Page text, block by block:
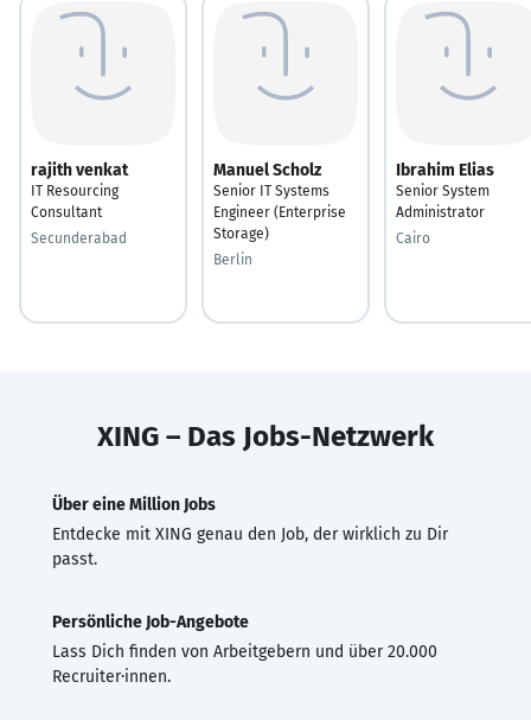
rajith venkat
IT Resourcing
Consultant
Secunderabad
Manuel Scholz
Senior IT Systems
Engineer (Enterprise
Storage)
Berlin
Ibrahim Elias
Senior System
Administrator
Cairo
XING – Das Jobs-Netzwerk
Über eine Million Jobs
Entdecke mit XING genau den Job, der wirklich zu Dir
passt.
Persönliche Job-Angebote
Lass Dich finden von Arbeitgebern und über 20.000
Recruiter·innen.